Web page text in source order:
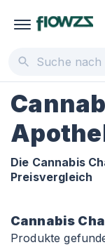
Die Cannabis
Preisvergleich
Cannabis
Produkte